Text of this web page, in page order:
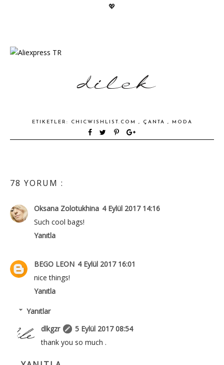
💖
ETIKETLER: CHICWISHLIST.COM , ÇANTA , MODA
78 YORUM :
Oksana Zolotukhina 4 Eylül 2017 14:16
Such cool bags!
Yanıtla
BEGO LEON 4 Eylül 2017 16:01
nice things!
Yanıtla
Yanıtlar
dlkgzr
5 Eylül 2017 08:54
thank you so much .